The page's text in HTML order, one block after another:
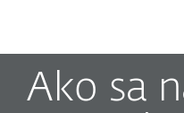
Ako sa